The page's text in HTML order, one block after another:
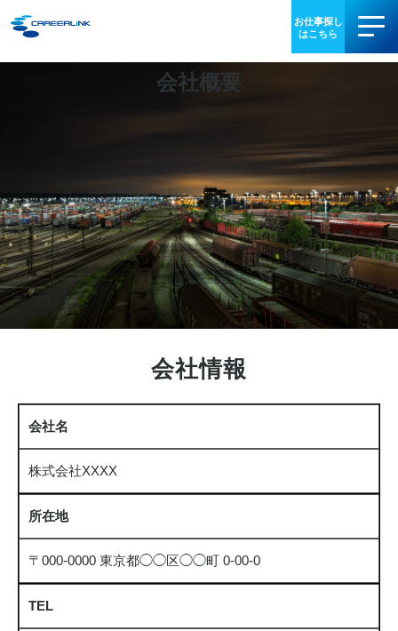
会社情報
IR情報
採用情報
会社概要
会社情報
会社名
株式会社XXXX
所在地
〒000-0000 東京都◯◯区◯◯町 0-00-0
TEL